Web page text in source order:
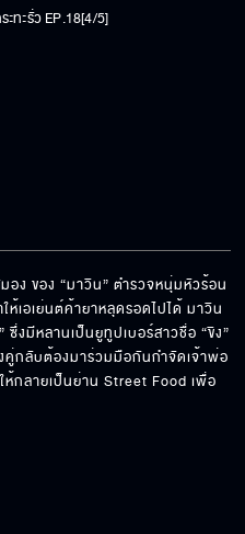
ทะรั่ว EP.18[4/5]
อง ของ “มาวิน” ตำรวจหนุ่มหัวร้อน
เอเย่นต์ค้ายาหลุดรอดไปได้ มาวิน
ซึ่งมีหลานเป็นยูทูปเบอร์สาวชื่อ “ขิง”
คู่กลับต้องมาร่วมมือกันกำจัดเจ้าพ่อ
กลายเป็นย่าน Street Food เพื่อ